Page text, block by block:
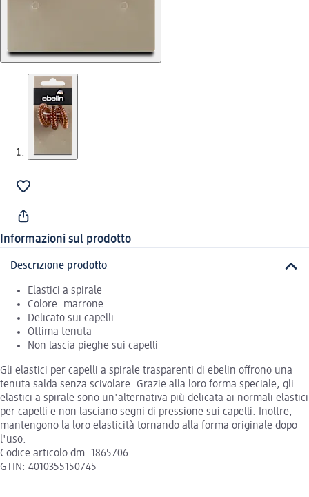
Informazioni sul prodotto
Descrizione prodotto
Elastici a spirale
Colore: marrone
Delicato sui capelli
Ottima tenuta
Non lascia pieghe sui capelli
Gli elastici per capelli a spirale trasparenti di ebelin offrono una
tenuta salda senza scivolare. Grazie alla loro forma speciale, gli
elastici a spirale sono un'alternativa più delicata ai normali elastici
per capelli e non lasciano segni di pressione sui capelli. Inoltre,
mantengono la loro elasticità tornando alla forma originale dopo
l'uso.
Codice articolo dm: 1865706
GTIN: 4010355150745